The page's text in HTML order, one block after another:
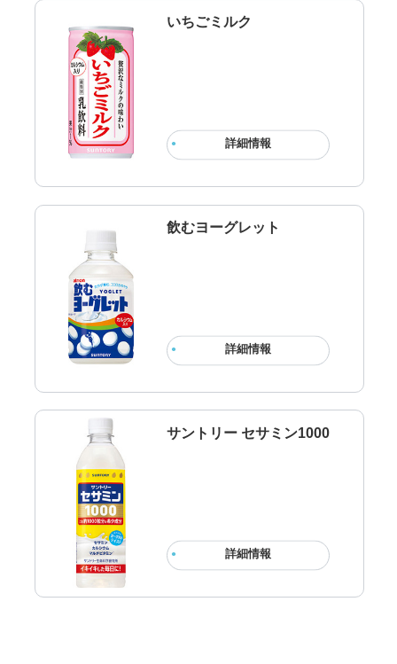
いちごミルク
詳細情報
飲むヨーグレット
詳細情報
サントリー セサミン1000
詳細情報